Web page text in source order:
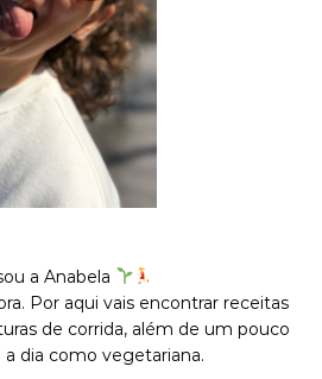
a Anabela
Por aqui vais encontrar receitas
de corrida, além de um pouco
dia como vegetariana.